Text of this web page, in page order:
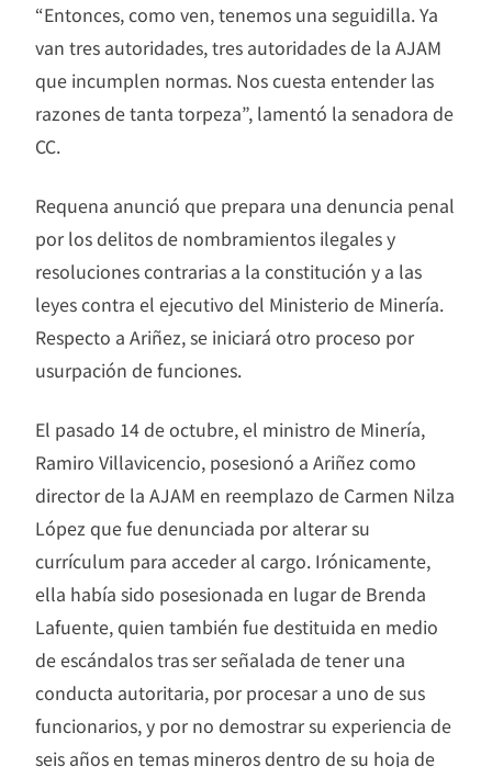
“Entonces, como ven, tenemos una seguidilla. Ya
van tres autoridades, tres autoridades de la AJAM
que incumplen normas. Nos cuesta entender las
razones de tanta torpeza”, lamentó la senadora de
CC.
Requena anunció que prepara una denuncia penal
por los delitos de nombramientos ilegales y
resoluciones contrarias a la constitución y a las
leyes contra el ejecutivo del Ministerio de Minería.
Respecto a Ariñez, se iniciará otro proceso por
usurpación de funciones.
El pasado 14 de octubre, el ministro de Minería,
Ramiro Villavicencio, posesionó a Ariñez como
director de la AJAM en reemplazo de Carmen Nilza
López que fue denunciada por alterar su
currículum para acceder al cargo. Irónicamente,
ella había sido posesionada en lugar de Brenda
Lafuente, quien también fue destituida en medio
de escándalos tras ser señalada de tener una
conducta autoritaria, por procesar a uno de sus
funcionarios, y por no demostrar su experiencia de
seis años en temas mineros dentro de su hoja de